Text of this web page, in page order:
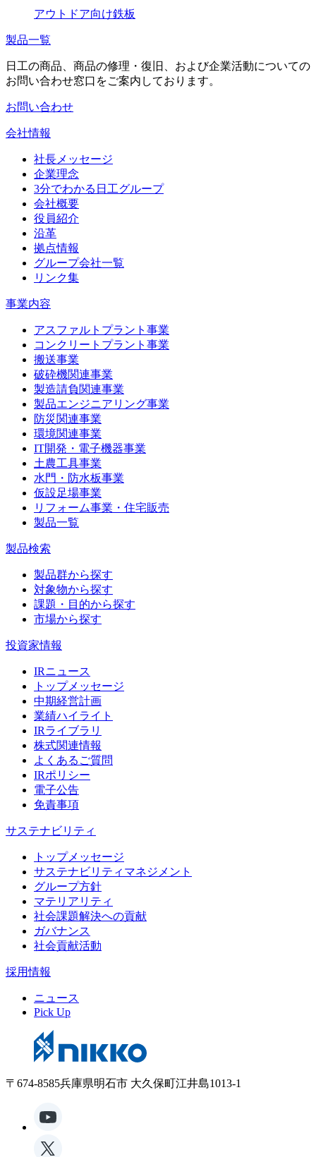
アウトドア向け鉄板
製品一覧
日工の商品、商品の修理・復旧、および企業活動についての
お問い合わせ窓口をご案内しております。
お問い合わせ
会社情報
社長メッセージ
企業理念
3分でわかる日工グループ
会社概要
役員紹介
沿革
拠点情報
グループ会社一覧
リンク集
事業内容
アスファルトプラント事業
コンクリートプラント事業
搬送事業
破砕機関連事業
製造請負関連事業
製品エンジニアリング事業
防災関連事業
環境関連事業
IT開発・電子機器事業
土農工具事業
水門・防水板事業
仮設足場事業
リフォーム事業・住宅販売
製品一覧
製品検索
製品群から探す
対象物から探す
課題・目的から探す
市場から探す
投資家情報
IRニュース
トップメッセージ
中期経営計画
業績ハイライト
IRライブラリ
株式関連情報
よくあるご質問
IRポリシー
電子公告
免責事項
サステナビリティ
トップメッセージ
サステナビリティマネジメント
グループ方針
マテリアリティ
社会課題解決への貢献
ガバナンス
社会貢献活動
採用情報
ニュース
Pick Up
〒674-8585兵庫県明石市 大久保町江井島1013-1